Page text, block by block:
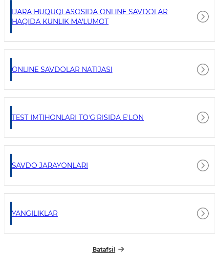
IJARA HUQUQI ASOSIDA ONLINE SAVDOLAR
HAQIDA KUNLIK MA'LUMOT
ONLINE SAVDOLAR NATIJASI
TEST IMTIHONLARI TO'G'RISIDA E'LON
SAVDO JARAYONLARI
YANGILIKLAR
Batafsil